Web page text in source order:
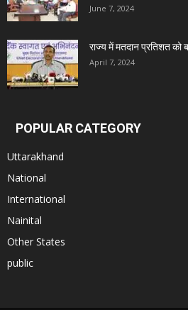
June 7, 2024
राज्य में मतदान प्रतिशत को
April 7, 2024
POPULAR CATEGORY
Uttarakhand
National
International
Nainital
Other States
public